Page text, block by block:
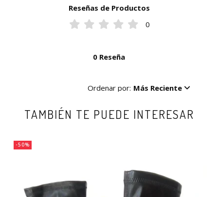
Reseñas de Productos
0
0 Reseña
Ordenar por: Más Reciente
TAMBIÉN TE PUEDE INTERESAR
-50%